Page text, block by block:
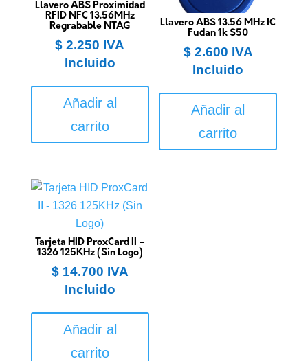
Llavero ABS Proximidad
RFID NFC 13.56MHz
Regrabable NTAG
$ 2.250 IVA
Incluido
Añadir al
carrito
Llavero ABS 13.56 MHz IC
Fudan 1k S50
$2.600 IVA
Incluido
Añadir al
carrito
Tarjeta HID ProxCard II –
1326 125KHz (Sin Logo)
$14.700 IVA
Incluido
Añadir al
carrito